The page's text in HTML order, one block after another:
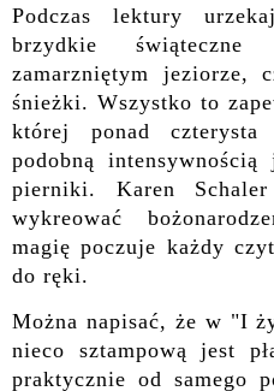
Podczas lektury
brzydkie
zamarzniętym jeziorze,
śnieżki. Wszystko to
której ponad
podobną
pierniki. Karen
wykreować
magię poczuje każdy
do ręki.
Można napisać, że w "I
nieco sztampową jest
praktycznie od samego